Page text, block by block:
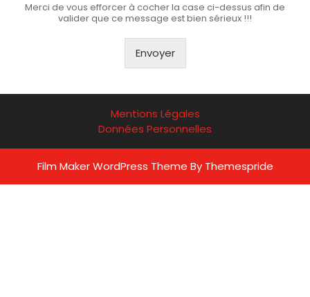
Merci de vous efforcer à cocher la case ci-dessus afin de
valider que ce message est bien sérieux !!!
Envoyer
Mentions Légales
Données Personnelles
Film Maker WordPress Theme By Themespride